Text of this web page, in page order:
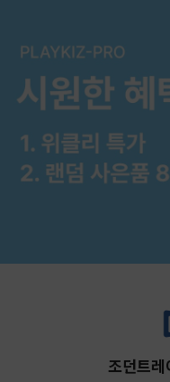
조던트